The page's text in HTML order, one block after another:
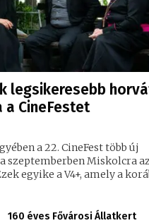
legsikeresebb
CineFestet
a 22. CineFest több új
szeptemberben Miskolcra az
egyike a V4+, amely a
160 éves Fővárosi Állatkert